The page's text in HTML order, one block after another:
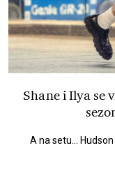
Shane i Ilya se
A na setu...